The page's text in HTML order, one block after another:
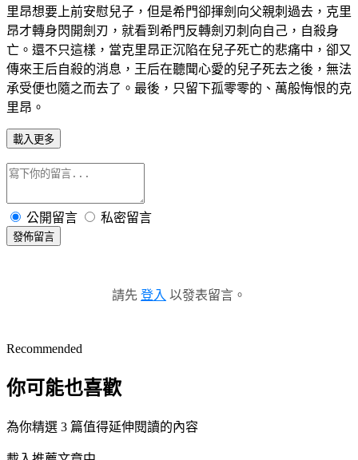
里昂想要上前安慰兒子，但是希門卻揮劍向父親刺過去，克里
昂才轉身閃開劍刃，就看到希門反轉劍刃刺向自己，自殺身
亡。還不只這樣，當克里昂正沉陷在兒子死亡的悲痛中，卻又
傳來王后自殺的消息，王后在聽聞心愛的兒子死去之後，無法
承受便也隨之而去了。最後，只留下孤零零的、萬般悔恨的克
里昂。
載入更多
公開留言 私密留言
發佈留言
請先 登入 以發表留言。
Recommended
你可能也喜歡
為你精選 3 篇值得延伸閱讀的內容